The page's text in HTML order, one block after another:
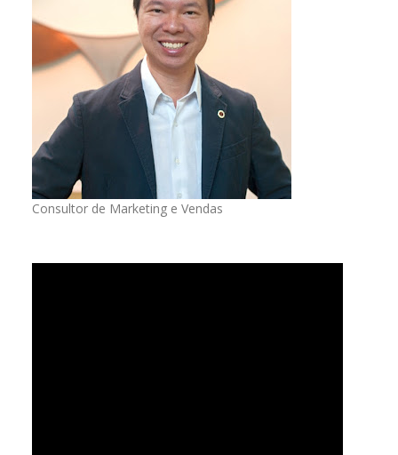
Consultor de Marketing e Vendas